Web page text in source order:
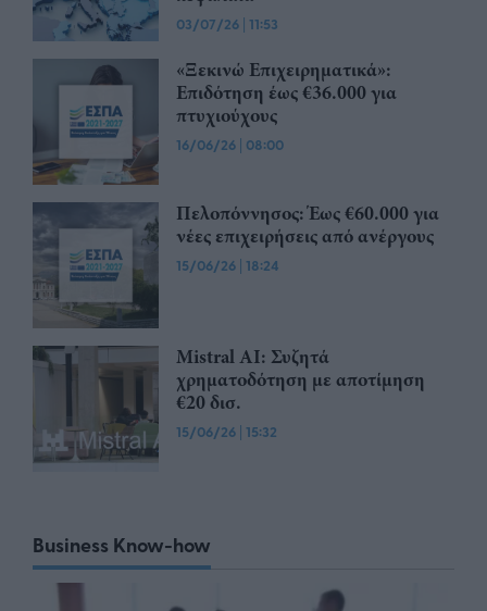
03/07/26 | 11:53
«Ξεκινώ Επιχειρηματικά»:
Επιδότηση έως €36.000 για
πτυχιούχους
16/06/26 | 08:00
Πελοπόννησος: Έως €60.000 για
νέες επιχειρήσεις από ανέργους
15/06/26 | 18:24
Mistral AI: Συζητά
χρηματοδότηση με αποτίμηση
€20 δισ.
15/06/26 | 15:32
Business Know-how